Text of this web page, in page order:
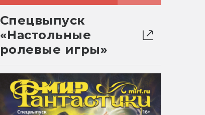
Спецвыпуск
«Настольные
ролевые игры»